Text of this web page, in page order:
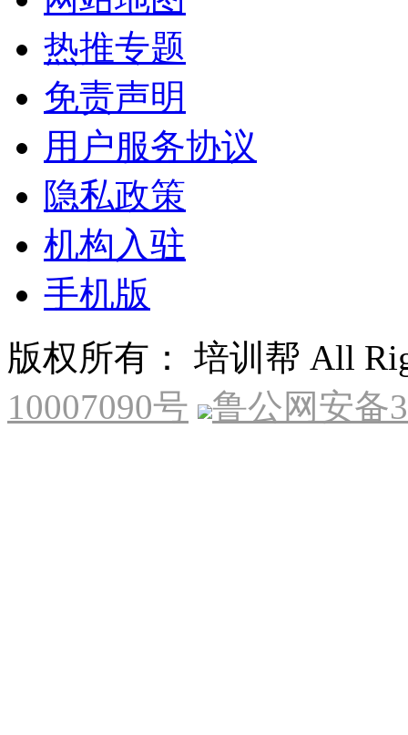
热推专题
免责声明
用户服务协议
隐私政策
机构入驻
手机版
版权所有： 培训帮 All
10007090号
鲁公网安备